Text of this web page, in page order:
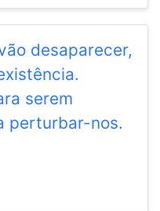
desaparecer,
serem
perturbar-nos.